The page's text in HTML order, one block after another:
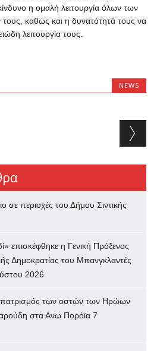
η ομαλή λειτουργία όλων των
καθώς και η δυνατότητά τους να
λειτουργία τους.
NEWS
σε περιοχές του Δήμου Σιντικής
επισκέφθηκε η Γενική Πρόξενος
Δημοκρατίας του Μπανγκλαντές
2026
των oστών των Ηρώων
στα Ανω Πορόϊα 7